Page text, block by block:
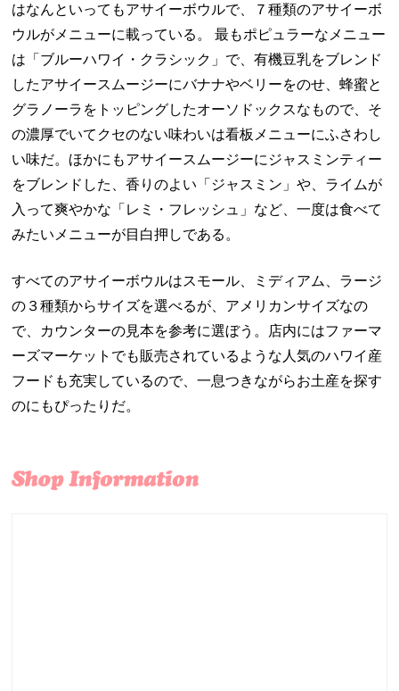
はなんといってもアサイーボウルで、７種類のアサイーボ
ウルがメニューに載っている。 最もポピュラーなメニュー
は「ブルーハワイ・クラシック」で、有機豆乳をブレンド
したアサイースムージーにバナナやベリーをのせ、蜂蜜と
グラノーラをトッピングしたオーソドックスなもので、そ
の濃厚でいてクセのない味わいは看板メニューにふさわし
い味だ。ほかにもアサイースムージーにジャスミンティー
をブレンドした、香りのよい「ジャスミン」や、ライムが
入って爽やかな「レミ・フレッシュ」など、一度は食べて
みたいメニューが目白押しである。
すべてのアサイーボウルはスモール、ミディアム、ラージ
の３種類からサイズを選べるが、アメリカンサイズなの
で、カウンターの見本を参考に選ぼう。店内にはファーマ
ーズマーケットでも販売されているような人気のハワイ産
フードも充実しているので、一息つきながらお土産を探す
のにもぴったりだ。